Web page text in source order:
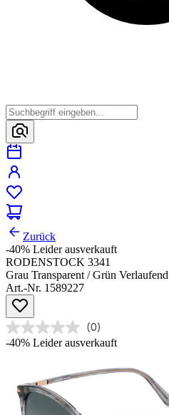
Zurück
-40% Leider ausverkauft
RODENSTOCK 3341
Grau Transparent / Grün Verlaufend
Art.-Nr. 1589227
(0)
-40% Leider ausverkauft